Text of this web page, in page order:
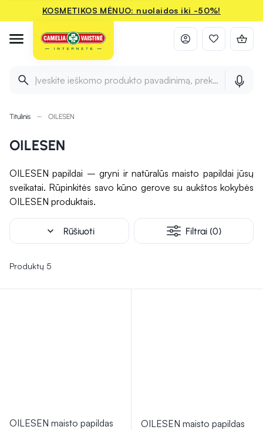
KOSMETIKOS MĖNUO: nuolaidos iki -50%!
Įveskite ieškomo produkto pavadinimą, prekės ženklą ir
Titulinis OILESEN
OILESEN
OILESEN papildai – gryni ir natūralūs maisto papildai jūsų
sveikatai. Rūpinkitės savo kūno gerove su aukštos kokybės
OILESEN produktais.
expand_more Rūšiuoti Filtrai (0)
Produktų 5
OILESEN maisto papildas
OILESEN maisto papildas